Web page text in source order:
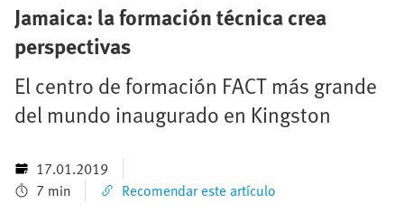
Jamaica: la formación técnica crea
perspectivas
El centro de formación FACT más grande
del mundo inaugurado en Kingston
17.01.2019
7 min
Recomendar este artículo